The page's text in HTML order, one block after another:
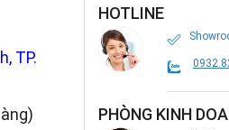
TP.
HOTLINE
PHÒNG KINH